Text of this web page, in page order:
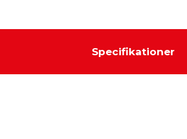
Specifikationer